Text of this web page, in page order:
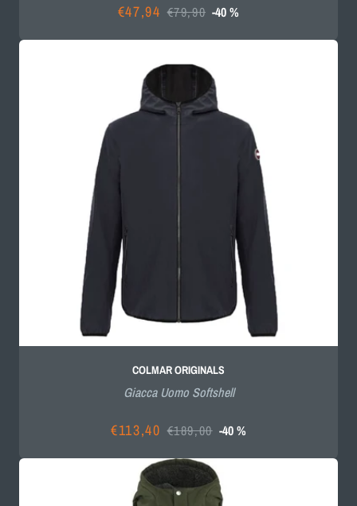
Prezzo
scontato
€47,94
Prezzo
di
listino
€79,90 -40 %
COLMAR ORIGINALS
Giacca Uomo Softshell
Prezzo
scontato
€113,40
Prezzo
di
listino
€189,00 -40 %